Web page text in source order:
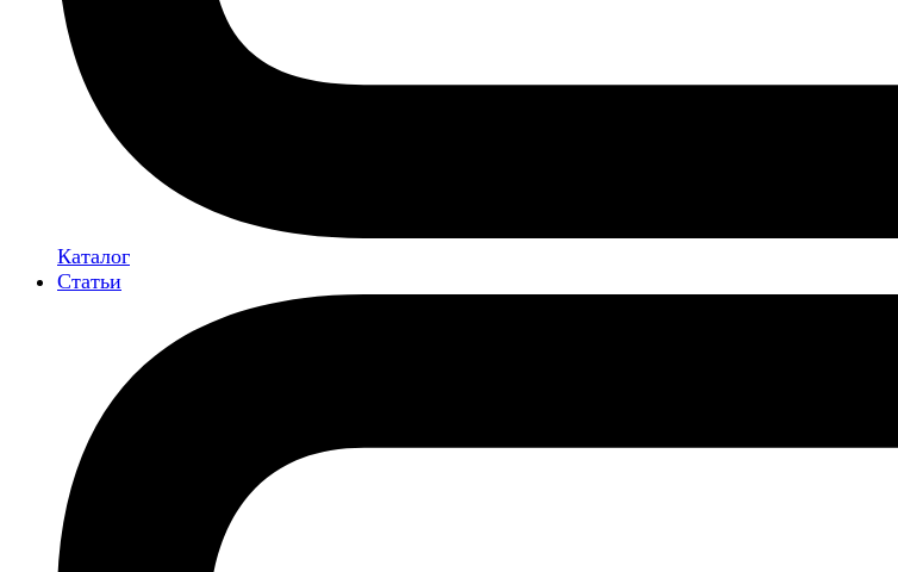
Каталог
Статьи